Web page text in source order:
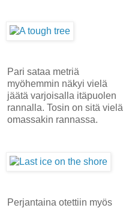
Pari sataa metriä
myöhemmin näkyi vielä
jäätä varjoisalla itäpuolen
rannalla. Tosin on sitä vielä
omassakin rannassa.
Perjantaina otettiin myös